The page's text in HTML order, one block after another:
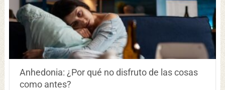
Anhedonia: ¿Por qué no disfruto de las cosas
como antes?